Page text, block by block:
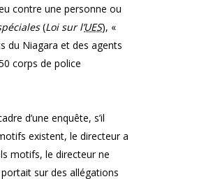
contre une personne ou
(Loi sur l’UES), «
du Niagara et des agents
corps de police
d’une enquête, s’il
existent, le directeur a
motifs, le directeur ne
sur des allégations